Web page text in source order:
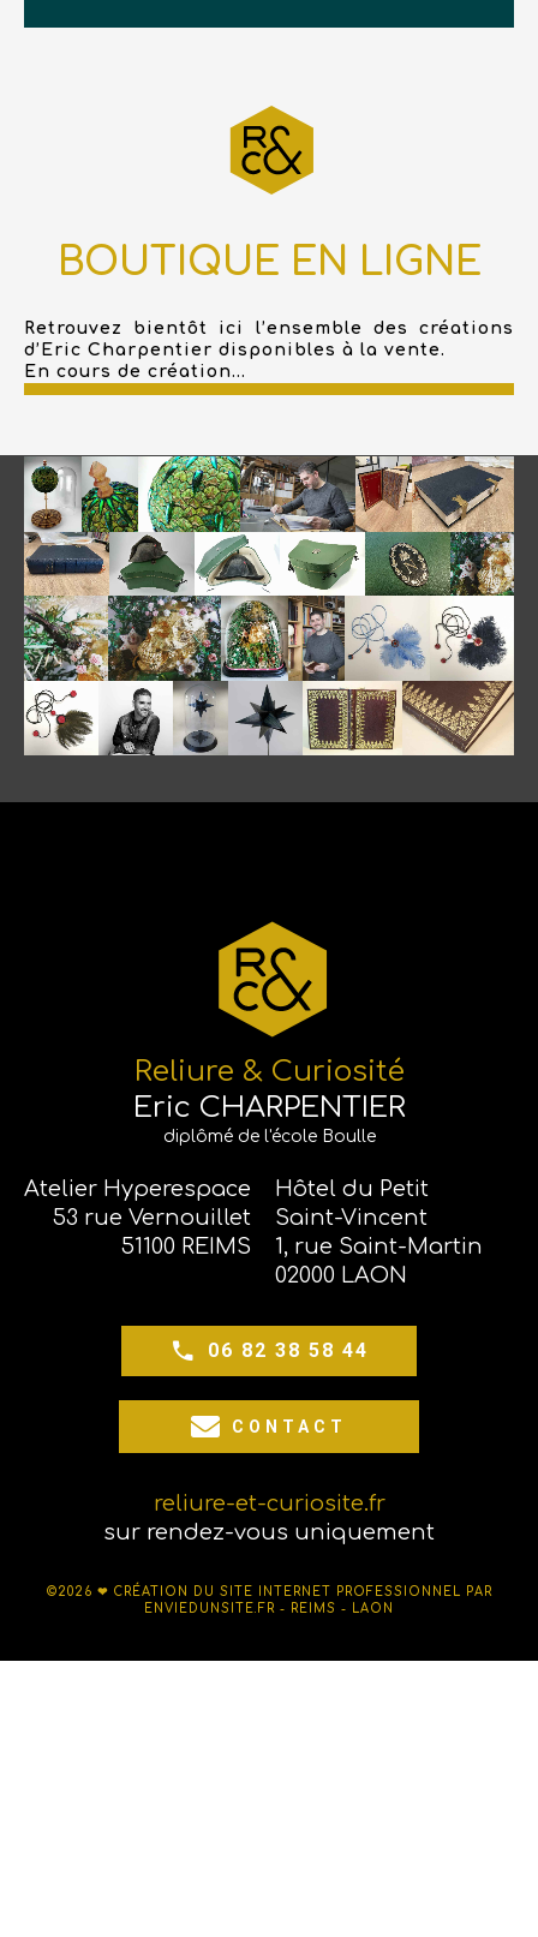
BOUTIQUE EN LIGNE
Retrouvez bientôt ici l’ensemble des créations
d’Eric Charpentier disponibles à la vente.
En cours de création...
Reliure & Curiosité
Eric CHARPENTIER
diplômé de l'école Boulle
Atelier Hyperespace
53 rue Vernouillet
51100 REIMS
Hôtel du Petit
Saint-Vincent
1, rue Saint-Martin
02000 LAON
06 82 38 58 44
CONTACT
reliure-et-curiosite.fr
sur rendez-vous uniquement
©2026 ❤ CRÉATION DU SITE INTERNET PROFESSIONNEL PAR
ENVIEDUNSITE.FR - REIMS - LAON